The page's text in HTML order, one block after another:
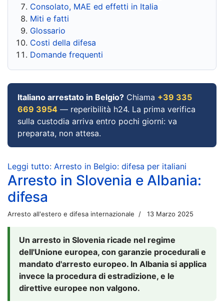
Consolato, MAE ed effetti in Italia
Miti e fatti
Glossario
Costi della difesa
Domande frequenti
Italiano arrestato in Belgio? Chiama +39 335
669 3954 — reperibilità h24. La prima verifica
sulla custodia arriva entro pochi giorni: va
preparata, non attesa.
Leggi tutto: Arresto in Belgio: difesa per italiani
Arresto in Slovenia e Albania:
difesa
Arresto all'estero e difesa internazionale 13 Marzo 2025
Un arresto in Slovenia ricade nel regime
dell'Unione europea, con garanzie procedurali e
mandato d'arresto europeo. In Albania si applica
invece la procedura di estradizione, e le
direttive europee non valgono.